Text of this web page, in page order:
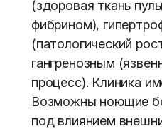
(здоровая ткань
фибрином),
(патологический
гангренозным
процесс). Клиника
Возможны ноющие
под влиянием